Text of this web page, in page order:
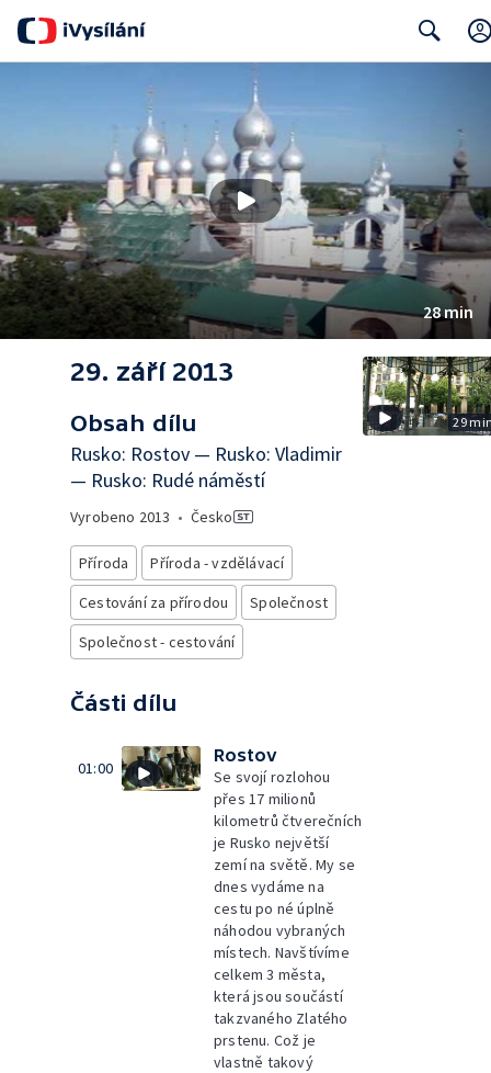
28 min
29. září 2013
Obsah dílu
Rusko: Rostov — Rusko: Vladimir
— Rusko: Rudé náměstí
Vyrobeno 2013 • Česko
Příroda
Příroda - vzdělávací
Cestování za přírodou
Společnost
Společnost - cestování
Části dílu
01:00
Rostov
Se svojí rozlohou
přes 17 milionů
kilometrů čtverečních
je Rusko největší
zemí na světě. My se
dnes vydáme na
cestu po né úplně
náhodou vybraných
místech. Navštívíme
celkem 3 města,
která jsou součástí
takzvaného Zlatého
prstenu. Což je
vlastně takový
29